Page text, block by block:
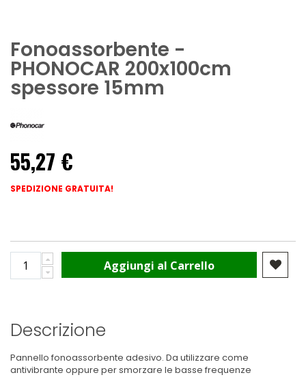
Fonoassorbente -
PHONOCAR 200x100cm
spessore 15mm
55,27 €
SPEDIZIONE GRATUITA!
Aggiungi al Carrello
Descrizione
Pannello fonoassorbente adesivo. Da utilizzare come
antivibrante oppure per smorzare le basse frequenze